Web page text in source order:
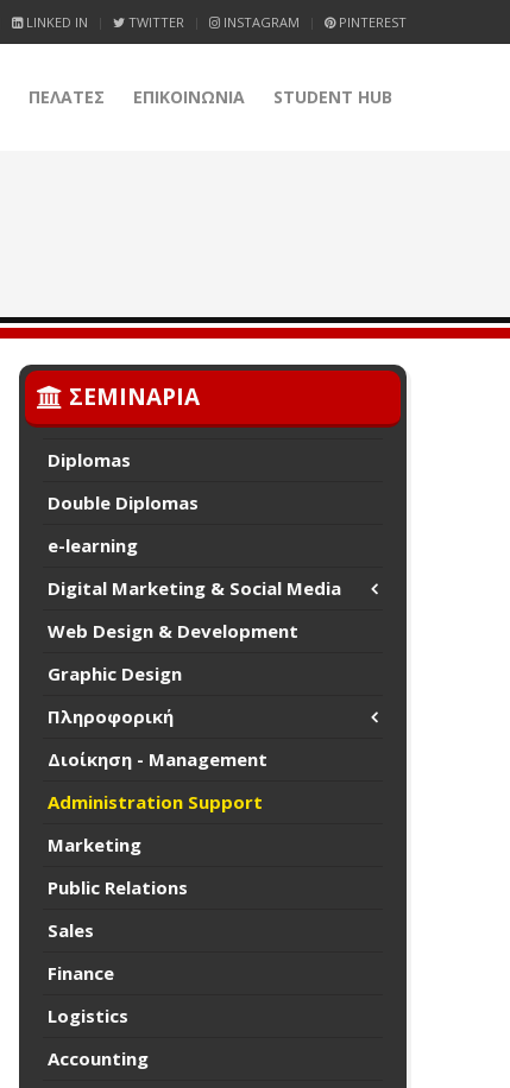
LINKED IN TWITTER INSTAGRAM PINTEREST
ΠΕΛΑΤΕΣ ΕΠΙΚΟΙΝΩΝΙΑ STUDENT HUB
ΣΕΜΙΝΑΡΙΑ
Diplomas
Double Diplomas
e-learning
Digital Marketing & Social Media
Web Design & Development
Graphic Design
Πληροφορική
Διοίκηση - Management
Administration Support
Marketing
Public Relations
Sales
Finance
Logistics
Accounting